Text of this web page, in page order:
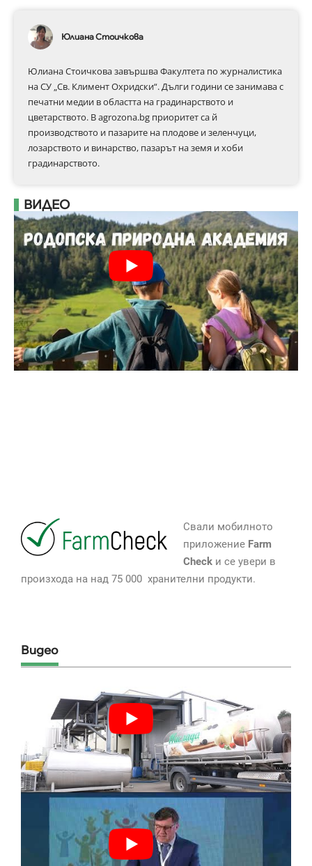
Юлиана Стоичкова
Юлиана Стоичкова завършва Факултета по журналистика
на СУ „Св. Климент Охридски“. Дълги години се занимава с
печатни медии в областта на градинарството и
цветарството. В agrozona.bg приоритет са й
производството и пазарите на плодове и зеленчуци,
лозарството и винарство, пазарът на земя и хоби
градинарството.
ВИДЕО
Свали мобилното
приложение Farm
Checkи се увери в
произхода на над 75 000 хранителни продукти.
Видео